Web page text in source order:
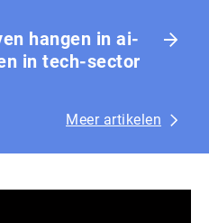
hangen in ai-
in tech-sector
Meer artikelen